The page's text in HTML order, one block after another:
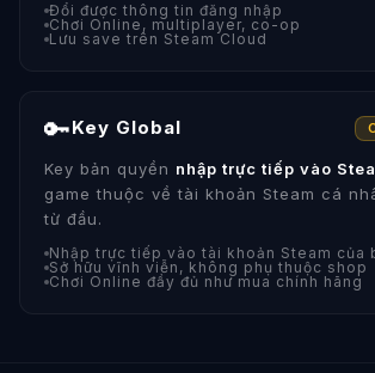
Đổi được thông tin đăng nhập
Chơi Online, multiplayer, co-op
Lưu save trên Steam Cloud
🔑Key Global
Key bản quyền nhập trực tiếp vào
game thuộc về tài khoản Steam cá
từ đầu.
Nhập trực tiếp vào tài khoản Steam của
Sở hữu vĩnh viễn, không phụ thuộc shop
Chơi Online đầy đủ như mua chính hãng